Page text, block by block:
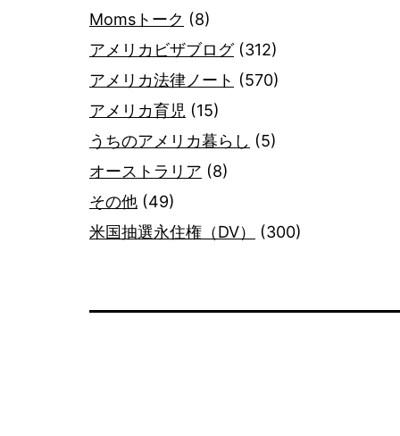
Momsトーク (8)
アメリカビザブログ(312)
アメリカ法律ノート (570)
アメリカ育児 (15)
うちのアメリカ暮らし (5)
オーストラリア (8)
その他 (49)
米国抽選永住権（DV）
(300)